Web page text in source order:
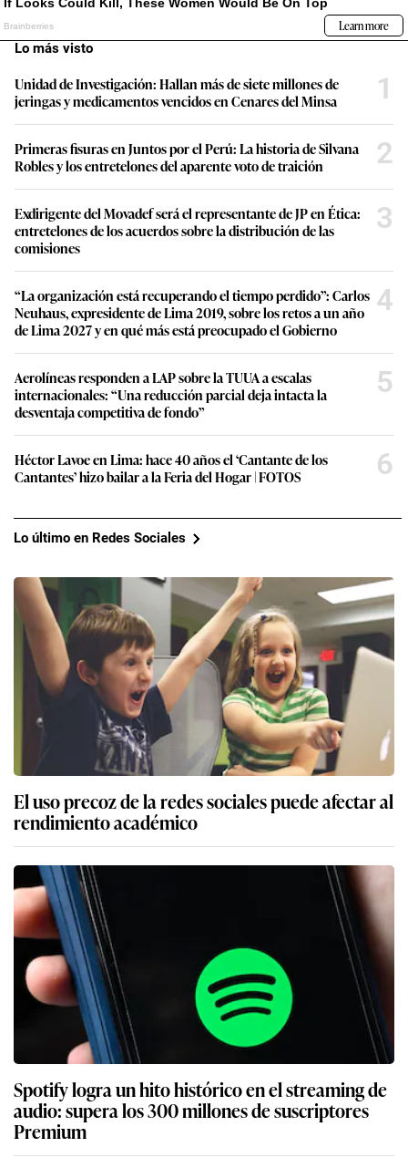
Lo más visto
Unidad de Investigación: Hallan más de siete millones de
jeringas y medicamentos vencidos en Cenares del Minsa
1
Primeras fisuras en Juntos por el Perú: La historia de Silvana
Robles y los entretelones del aparente voto de traición
2
Exdirigente del Movadef será el representante de JP en Ética:
entretelones de los acuerdos sobre la distribución de las
comisiones
3
“La organización está recuperando el tiempo perdido”: Carlos
Neuhaus, expresidente de Lima 2019, sobre los retos a un año
de Lima 2027 y en qué más está preocupado el Gobierno
4
Aerolíneas responden a LAP sobre la TUUA a escalas
internacionales: “Una reducción parcial deja intacta la
desventaja competitiva de fondo”
5
Héctor Lavoe en Lima: hace 40 años el ‘Cantante de los
Cantantes’ hizo bailar a la Feria del Hogar | FOTOS
6
Lo último en Redes Sociales
El uso precoz de la redes sociales puede afectar al
rendimiento académico
Spotify logra un hito histórico en el streaming de
audio: supera los 300 millones de suscriptores
Premium